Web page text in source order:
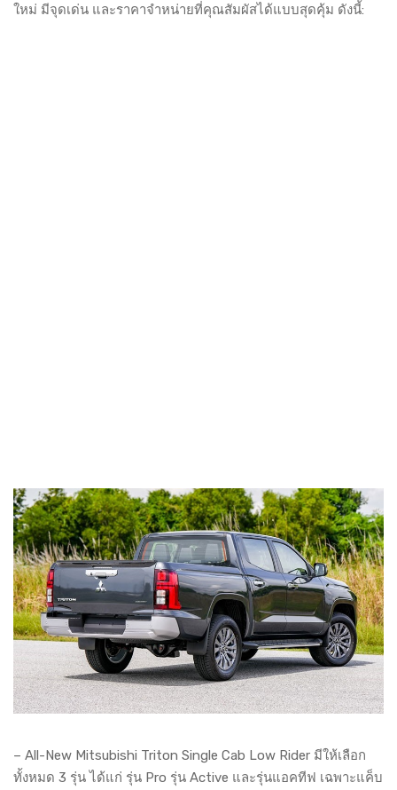
ใหม่ มีจุดเด่น และราคาจำหน่ายที่คุณสัมผัสได้แบบสุดคุ้ม ดังนี้:
– All-New Mitsubishi Triton Single Cab Low Rider มีให้เลือก
ทั้งหมด 3 รุ่น ได้แก่ รุ่น Pro รุ่น Active และรุ่นแอคทีฟ เฉพาะแค็บ